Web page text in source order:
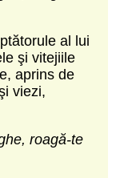
al lui
şi vitejiile
aprins de
viezi,
roagă-te